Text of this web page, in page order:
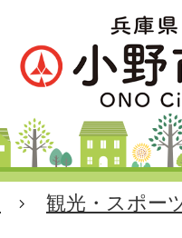
観光・スポー